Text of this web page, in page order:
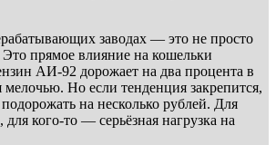
заводах — это не просто
Это прямое влияние на кошельки
АИ-92 дорожает на два процента в
мелочью. Но если тенденция закрепится,
на несколько рублей. Для
для кого-то — серьёзная нагрузка на